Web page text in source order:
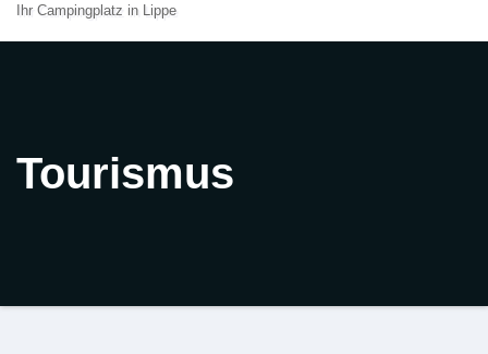
Ihr Campingplatz in Lippe
Tourismus